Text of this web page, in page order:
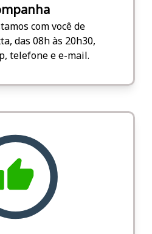
com você de
das 08h às 20h30,
telefone e e-mail.